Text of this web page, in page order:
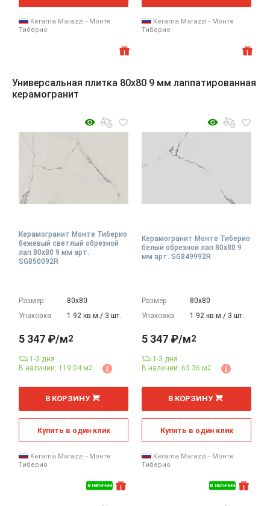
Kerama Marazzi - Монте
Тиберио
Kerama Marazzi - Монте
Тиберио
Универсальная плитка 80x80 9 мм лаппатированная
керамогранит
Керамогранит Монте Тиберио
бежевый светлый обрезной
лап 80x80 9 мм арт.
SG850092R
Размер
80х80
Упаковка
1.92 кв.м./ 3 шт.
В наличии
5 347 ₽/м2
1-3 дня
В наличии: 119.04 м2
м
В КОРЗИНУ
Купить в один клик
Kerama Marazzi - Монте
Тиберио
Керамогранит Монте Тиберио
белый обрезной лап 80x80 9
мм арт. SG849992R
Размер
80х80
Упаковка
1.92 кв.м./ 3 шт.
В наличии
5 347 ₽/м2
1-3 дня
В наличии: 63.36 м2
м
В КОРЗИНУ
Купить в один клик
Kerama Marazzi - Монте
Тиберио